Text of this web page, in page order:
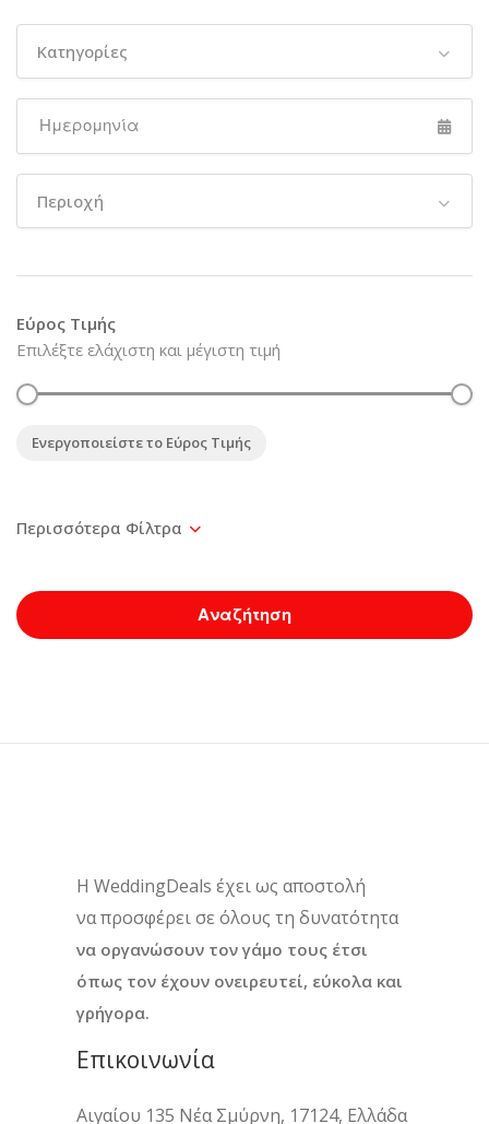
Κατηγορίες
Περιοχή
Εύρος Τιμής
Επιλέξτε ελάχιστη και μέγιστη τιμή
Ενεργοποιείστε το Εύρος Τιμής
Αναζήτηση
H WeddingDeals έχει ως αποστολή
να προσφέρει σε όλους τη δυνατότητα
να οργανώσουν τον γάμο τους έτσι
όπως τον έχουν ονειρευτεί, εύκολα και
γρήγορα.
Επικοινωνία
Αιγαίου 135 Νέα Σμύρνη, 17124, Ελλάδα